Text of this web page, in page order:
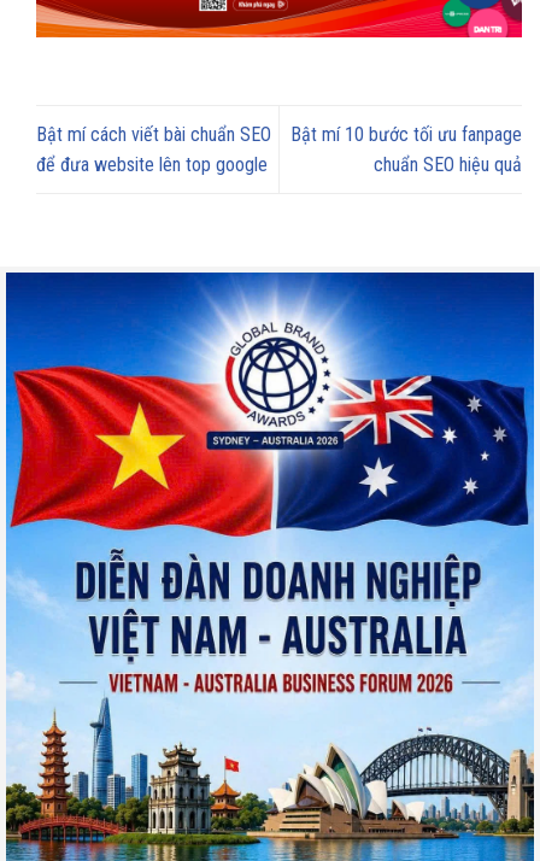
Bật mí cách viết bài chuẩn SEO
để đưa website lên top google
Bật mí 10 bước tối ưu fanpage
chuẩn SEO hiệu quả